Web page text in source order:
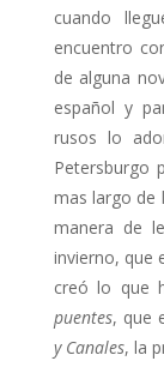
cuando
encuentro
de alguna
español y
rusos lo
Petersburgo
mas largo de
manera de
invierno, que
creó lo que
puentes, que
y Canales, la